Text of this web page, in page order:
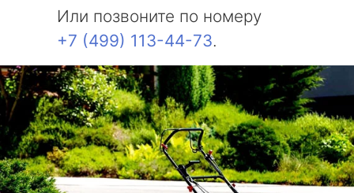
Или позвоните по номеру
+7 (499) 113-44-73.